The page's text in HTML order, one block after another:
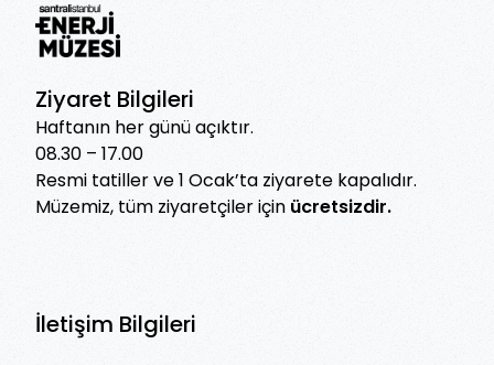
Ziyaret Bilgileri
Haftanın her günü açıktır.
08.30 – 17.00
Resmi tatiller ve 1 Ocak’ta ziyarete kapalıdır.
Müzemiz, tüm ziyaretçiler için ücretsizdir.
İletişim Bilgileri